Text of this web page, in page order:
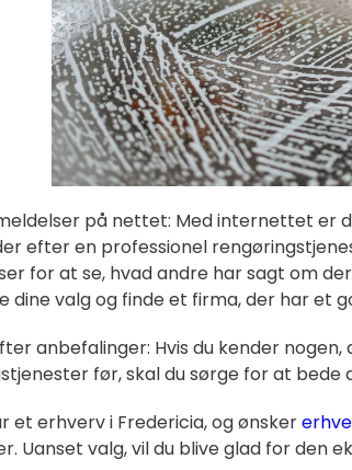
på nettet: Med internettet er
efter en professionel
for at se, hvad andre har sagt om
dine valg og finde et firma, der har et
anbefalinger: Hvis du kender
før, skal du sørge for at bede
et erhverv i Fredericia, og ønsker
Uanset valg, vil du blive glad for den